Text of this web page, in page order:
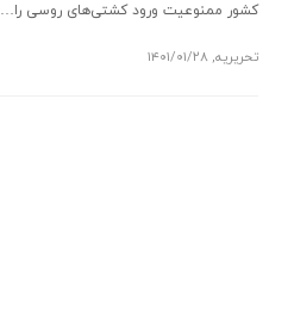
کشور ممنوعیت ورود کشتی‌های روسی را…
تحریریه, ۱۴۰۱/۰۱/۲۸